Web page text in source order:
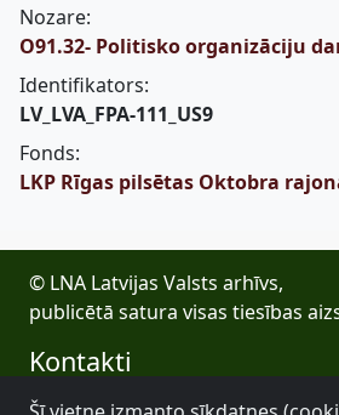
Nozare:
O91.32- Politisko organizāciju
Identifikators:
LV_LVA_FPA-111_US9
Fonds:
LKP Rīgas pilsētas Oktobra
© LNA Latvijas Valsts arhīvs,
publicētā satura visas tiesības
Kontakti
E-pasts: lva@arhivi.gov.lv